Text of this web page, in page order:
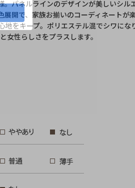
パネルラインのデザインが美しいシル
開で、家族お揃いのコーディネートが
をキープ。ポリエステル混でシワにな
女性らしさをプラスします。